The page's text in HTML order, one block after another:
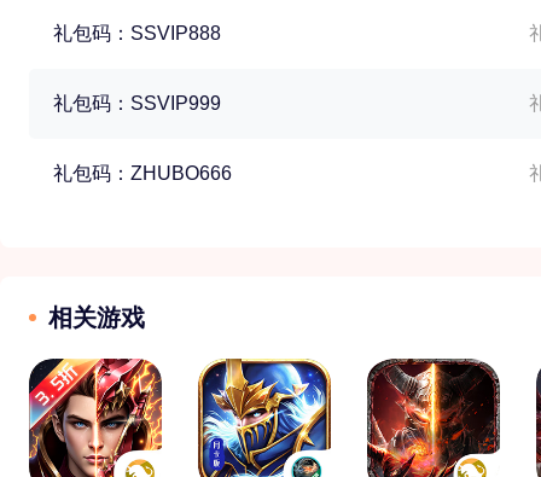
礼包码：SSVIP888
礼包码：SSVIP999
礼包码：ZHUBO666
相关游戏